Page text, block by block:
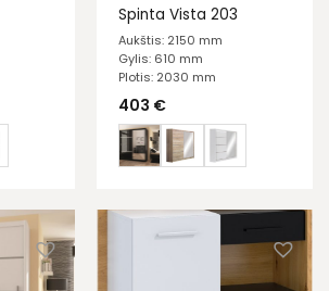
Spinta Vista 203
Aukštis: 2150 mm
Gylis: 610 mm
Plotis: 2030 mm
403 €